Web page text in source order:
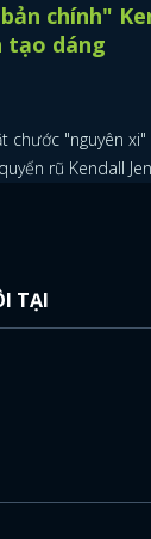
chính"
tạo dáng
chước "nguyên
rũ Kendall
TẠI